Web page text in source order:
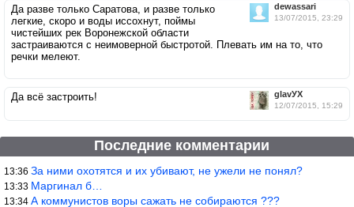
dewassari
13/07/2015, 23:29
Да разве только Саратова, и разве только
легкие, скоро и воды иссохнут, поймы
чистейших рек Воронежской области
застраиваются с неимоверной быстротой. Плевать им на то, что
речки мелеют.
glavУХ
12/07/2015, 15:29
Да всё застроить!
Последние комментарии
13:36 За ними охотятся и их убивают, не ужели не понял?
13:33 Маргинал б…
13:34 А коммунистов воры сажать не собираются ???